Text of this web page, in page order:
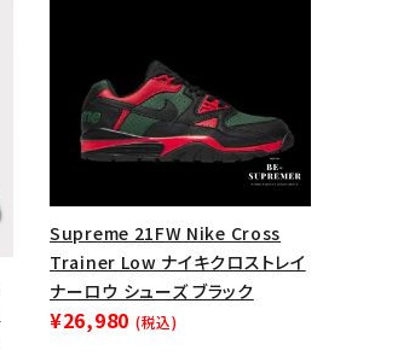
Supreme 21FW Nike Cross
Trainer Low ナイキクロストレイ
ナーロウ シューズ ブラック
¥26,980 (税込)